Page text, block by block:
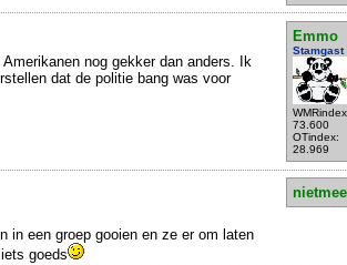
Emmo
Stamgast
73.600
OTindex:
28.969
nog gekker dan anders. Ik
dat de politie bang was voor
in een groep gooien en ze er om laten
goeds